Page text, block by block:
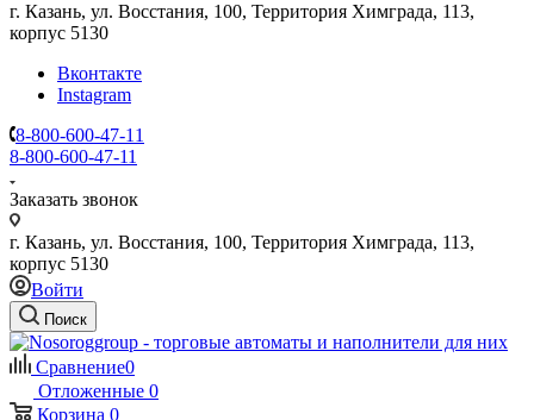
г. Казань, ул. Восстания, 100, Территория Химграда, 113,
корпус 5130
Вконтакте
Instagram
8-800-600-47-11
8-800-600-47-11
Заказать звонок
г. Казань, ул. Восстания, 100, Территория Химграда, 113,
корпус 5130
Войти
Поиск
Сравнение0
Отложенные 0
Корзина 0